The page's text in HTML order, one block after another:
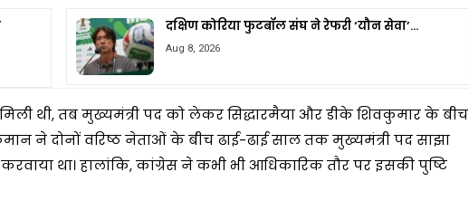
दक्षिण कोरिया फुटबॉल संघ ने रेफरी ‘यौन सेवा’…
Aug 8, 2026
थी, तब मुख्यमंत्री पद को लेकर सिद्धारमैया और डीके शिवकुमार के बीच
ने दोनों वरिष्ठ नेताओं के बीच ढाई-ढाई साल तक मुख्यमंत्री पद साझा
था। हालांकि, कांग्रेस ने कभी भी आधिकारिक तौर पर इसकी पुष्टि